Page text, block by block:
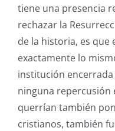
tiene una presencia
rechazar la
de la historia, es
exactamente lo
institución
ninguna repercusión
querrían también
cristianos, también